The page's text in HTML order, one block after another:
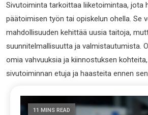
Sivutoiminta tarkoittaa liiketoimintaa, jota
päätoimisen työn tai opiskelun ohella. Se
mahdollisuuden kehittää uusia taitoja,
suunnitelmallisuutta ja valmistautumista.
omia vahvuuksia ja kiinnostuksen
sivutoiminnan etuja ja haasteita ennen
11 MINS READ